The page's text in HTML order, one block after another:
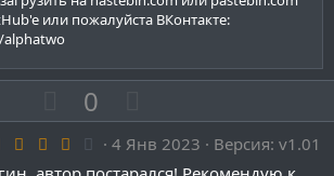
в
ы
г
о
в
ы
г
о
ё
з
д
или пожалуйста ВКонтакте:
П
о
з
0
е
г
4 4 Янв 2023
Версия: v1.01